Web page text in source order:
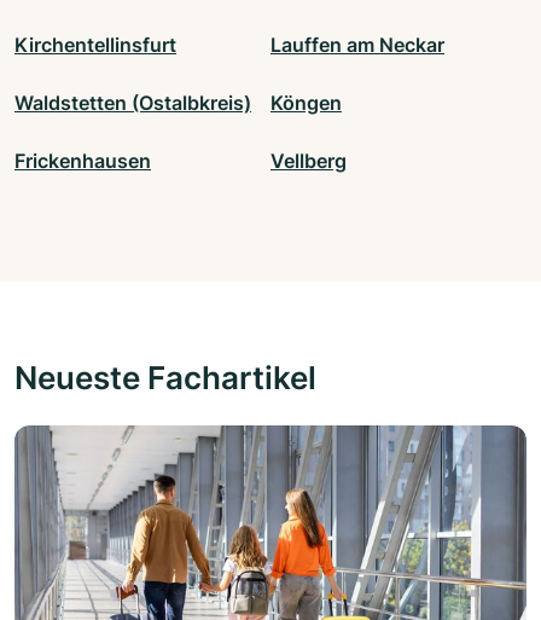
Kirchentellinsfurt Lauffen am Neckar
Waldstetten (Ostalbkreis) Köngen
Frickenhausen Vellberg
Neueste Fachartikel